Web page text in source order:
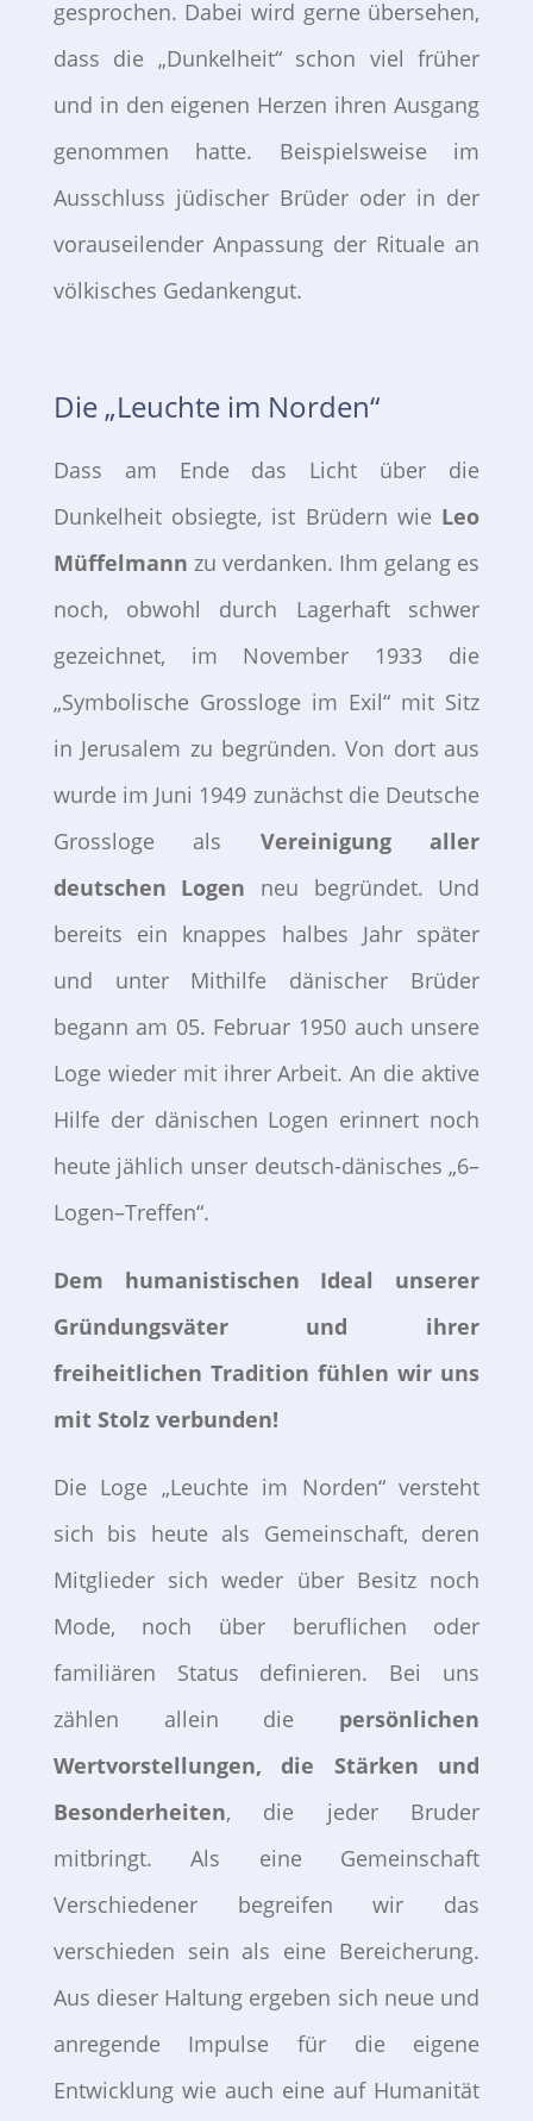
gesprochen. Dabei wird gerne übersehen,
dass die „Dunkelheit“ schon viel früher
und in den eigenen Herzen ihren Ausgang
genommen hatte. Beispielsweise im
Ausschluss jüdischer Brüder oder in der
vorauseilender Anpassung der Rituale an
völkisches Gedankengut.
Die „Leuchte im Norden“
Dass am Ende das Licht über die
Dunkelheit obsiegte, ist Brüdern wie Leo
Müffelmann zu verdanken. Ihm gelang es
noch, obwohl durch Lagerhaft schwer
gezeichnet, im November 1933 die
„Symbolische Grossloge im Exil“ mit Sitz
in Jerusalem zu begründen. Von dort aus
wurde im Juni 1949 zunächst die Deutsche
Grossloge als Vereinigung aller
deutschen Logen neu begründet. Und
bereits ein knappes halbes Jahr später
und unter Mithilfe dänischer Brüder
begann am 05. Februar 1950 auch unsere
Loge wieder mit ihrer Arbeit. An die aktive
Hilfe der dänischen Logen erinnert noch
heute jählich unser deutsch-dänisches „6–
Logen–Treffen“.
Dem humanistischen Ideal unserer
Gründungsväter und ihrer
freiheitlichen Tradition fühlen wir uns
mit Stolz verbunden!
Die Loge „Leuchte im Norden“ versteht
sich bis heute als Gemeinschaft, deren
Mitglieder sich weder über Besitz noch
Mode, noch über beruflichen oder
familiären Status definieren. Bei uns
zählen allein die persönlichen
Wertvorstellungen, die Stärken und
Besonderheiten, die jeder Bruder
mitbringt. Als eine Gemeinschaft
Verschiedener begreifen wir das
verschieden sein als eine Bereicherung.
Aus dieser Haltung ergeben sich neue und
anregende Impulse für die eigene
Entwicklung wie auch eine auf Humanität